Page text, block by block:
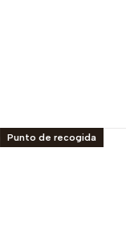
Punto de recogida